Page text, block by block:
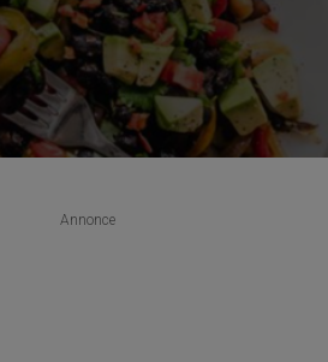
Annonce